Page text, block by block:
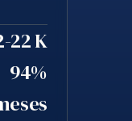
22 K
94%